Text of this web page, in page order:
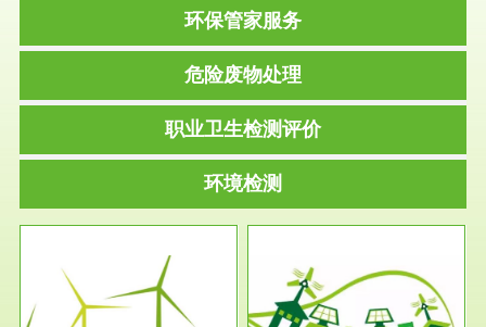
环保管家服务
危险废物处理
职业卫生检测评价
环境检测
服务范围